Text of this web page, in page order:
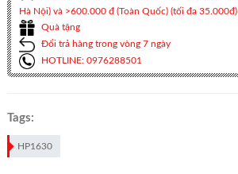
Hà Nội) và >600.000 đ (Toàn Quốc) (tối đa 35.000đ)
Quà tặng
Đổi trả hàng trong vòng 7 ngày
HOTLINE: 0976288501
Tags:
HP1630